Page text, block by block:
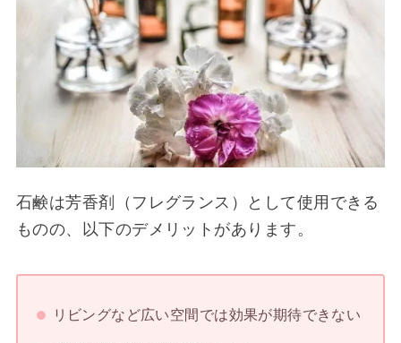
石鹸は芳香剤（フレグランス）として使用できる
ものの、以下のデメリットがあります。
リビングなど広い空間では効果が期待できない